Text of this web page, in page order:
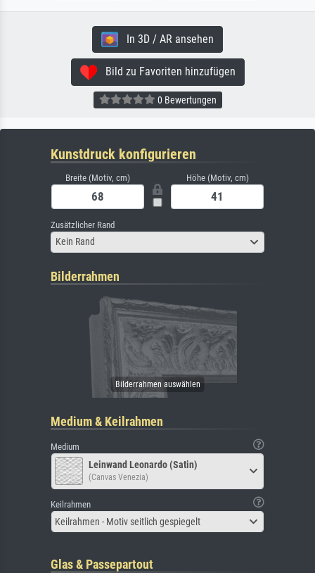
In 3D / AR ansehen
Bild zu Favoriten hinzufügen
0 Bewertungen
Kunstdruck konfigurieren
Breite (Motiv, cm) Höhe (Motiv, cm)
Zusätzlicher Rand
Kein Rand
Bilderrahmen
Medium & Keilrahmen
Medium
Leinwand Leonardo (Satin)
(Canvas Venezia)
Keilrahmen
Keilrahmen - Motiv seitlich gespiegelt
Glas & Passepartout